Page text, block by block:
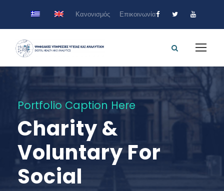
Κανονισμός Επικοινωνία
Portfolio Caption Here
Charity &
Voluntary For
Social